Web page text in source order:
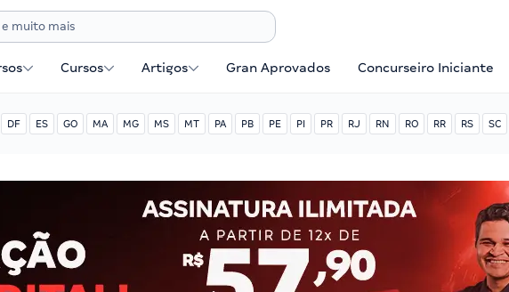
Cursos Artigos Gran Aprovados Concurseiro Iniciante
DF ES GO MA MG MS MT PA PB PE PI PR RJ RN RO RR RS SC